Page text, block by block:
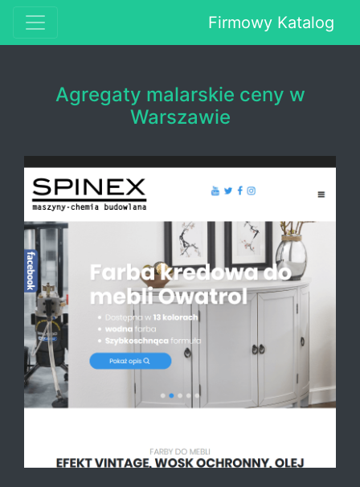
Firmowy Katalog
Agregaty malarskie ceny w
Warszawie